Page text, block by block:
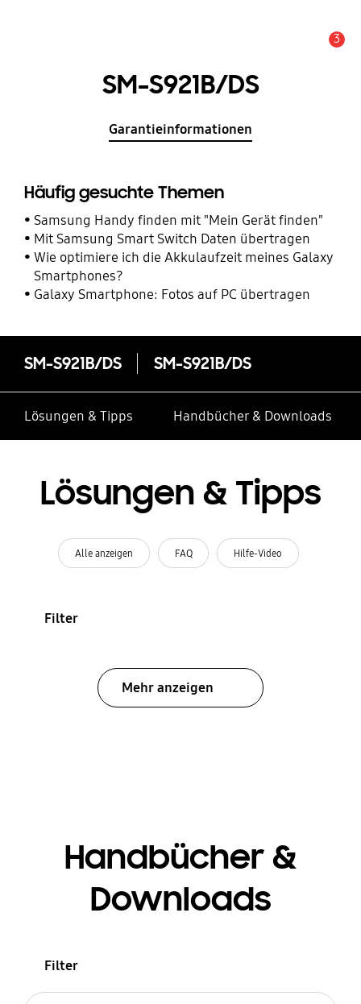
3
SM-S921B/DS
Garantieinformationen
Häufig gesuchte Themen
Samsung Handy finden mit "Mein Gerät finden"
Mit Samsung Smart Switch Daten übertragen
Wie optimiere ich die Akkulaufzeit meines Galaxy
Smartphones?
Galaxy Smartphone: Fotos auf PC übertragen
SM-S921B/DS SM-S921B/DS
Lösungen & Tipps Handbücher & Downloads
Lösungen & Tipps
Alle anzeigen FAQ Hilfe-Video
Filter
Mehr anzeigen
Handbücher &
Downloads
Filter